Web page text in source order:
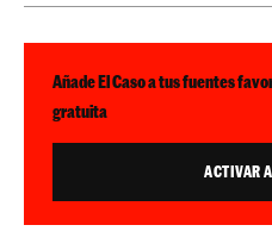
Añade El Caso a tus fuentes
gratuita
ACTIVAR